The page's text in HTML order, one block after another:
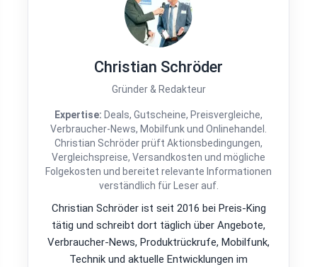
Christian Schröder
Gründer & Redakteur
Expertise: Deals, Gutscheine, Preisvergleiche,
Verbraucher-News, Mobilfunk und Onlinehandel.
Christian Schröder prüft Aktionsbedingungen,
Vergleichspreise, Versandkosten und mögliche
Folgekosten und bereitet relevante Informationen
verständlich für Leser auf.
Christian Schröder ist seit 2016 bei Preis-King
tätig und schreibt dort täglich über Angebote,
Verbraucher-News, Produktrückrufe, Mobilfunk,
Technik und aktuelle Entwicklungen im